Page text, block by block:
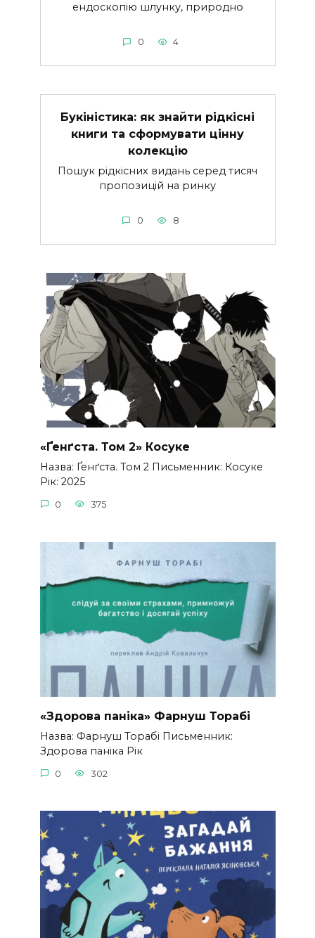
ендоскопію шлунку, природно
0 4
Букіністика: як знайти рідкісні
книги та сформувати цінну
колекцію
Пошук рідкісних видань серед тисяч
пропозицій на ринку
0 8
«Ґенґста. Том 2» Косуке
Назва: Ґенґста. Том 2 Письменник: Косуке
Рік: 2025
0 375
«Здорова паніка» Фарнуш Торабі
Назва: Фарнуш Торабі Письменник:
Здорова паніка Рік
0 302